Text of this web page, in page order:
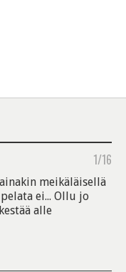
1/16
meikäläisellä
ei... Ollu jo
alle